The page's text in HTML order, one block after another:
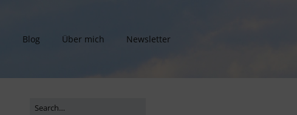
Blog Über mich Newsletter